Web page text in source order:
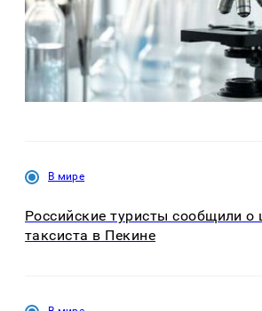
В мире
Российские туристы сообщили
таксиста в Пекине